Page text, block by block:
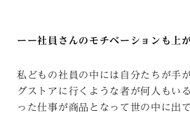
ーー社員さんのモチベーションも上
私どもの社員の中には自分たちが手
グストアに行くような者が何人もい
った仕事が商品となって世の中に出